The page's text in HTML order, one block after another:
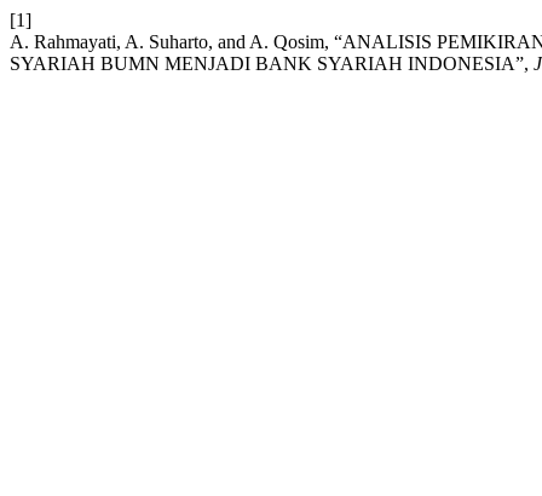
[1]
A. Rahmayati, A. Suharto, and A. Qosim, “ANALISIS
SYARIAH BUMN MENJADI BANK SYARIAH INDONESIA”,